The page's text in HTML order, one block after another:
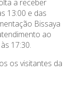
a receber
13:00 e das
Bissaya
ao
17:30.
os visitantes da